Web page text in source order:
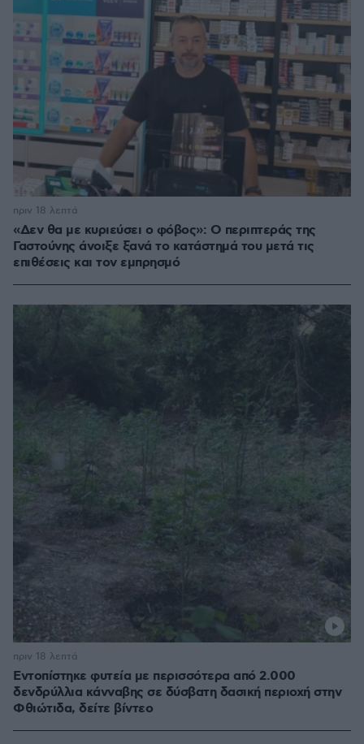
«Δεν θα με κυριεύσει ο φόβος»: Ο περιπτεράς της
Γαστούνης άνοιξε ξανά το κατάστημά του μετά τις
επιθέσεις και τον εμπρησμό
πριν 18 λεπτά
Εντοπίστηκε φυτεία με περισσότερα από 2.000
δενδρύλλια κάνναβης σε δύσβατη δασική περιοχή στην
Φθιώτιδα, δείτε βίντεο
πριν 18 λεπτά